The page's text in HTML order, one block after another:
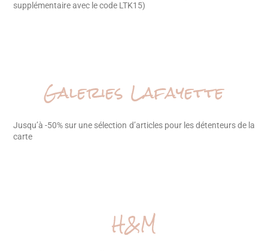
supplémentaire avec le code LTK15)
Galeries Lafayette
Jusqu’à -50% sur une sélection d’articles pour les détenteurs de la
carte
H&M